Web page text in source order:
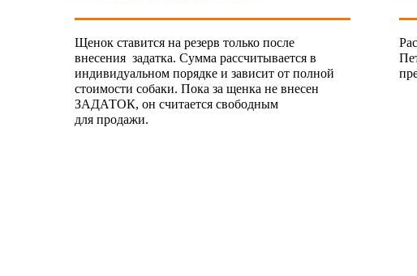
Щенок ставится на резерв только после
внесения задатка. Сумма рассчитывается в
индивидуальном порядке и зависит от полной
стоимости собаки. Пока за щенка не внесен
ЗАДАТОК, он считается свободным
для продажи.